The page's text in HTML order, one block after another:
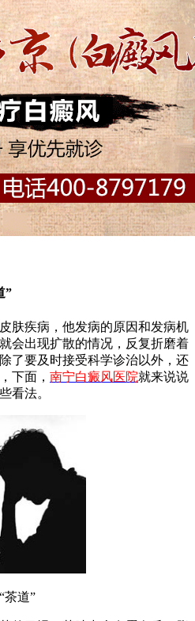
”
疾病，他发病的原因和发病机
会出现扩散的情况，反复折磨着
了要及时接受科学诊治以外，还
下面， 南宁白癜风医院就来说说
看法。
道”